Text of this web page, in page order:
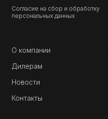
Согласие на сбор и обработку
персональных данных
О компании
Дилерам
Новости
Контакты